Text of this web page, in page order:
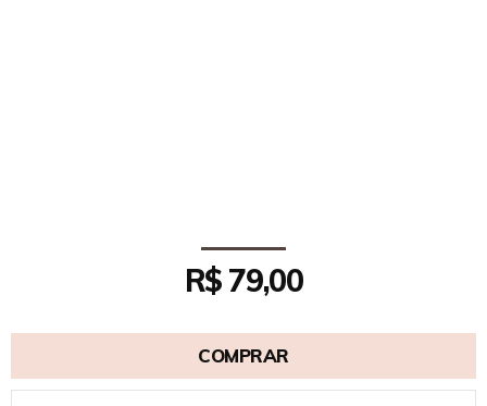
R$ 79,00
COMPRAR